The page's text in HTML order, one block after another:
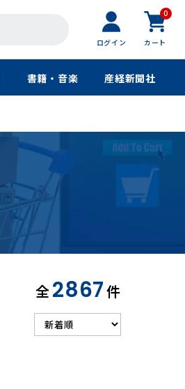
ログイン
0
カート
書籍・音楽 産経新聞社
全2867件